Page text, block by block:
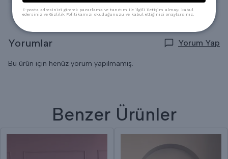
Yorumlar Yorum Yap
Bu ürün için henüz yorum yapılmamış.
Benzer Ürünler
E-posta adresinizi girerek pazarlama ve tanıtım ile ilgili iletişim almayı kabul
edersiniz ve Gizlilik Politikamızı okuduğunuzu ve kabul ettiğinizi onaylarsınız.